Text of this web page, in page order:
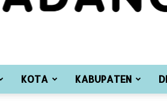
KOTA KABUPATEN